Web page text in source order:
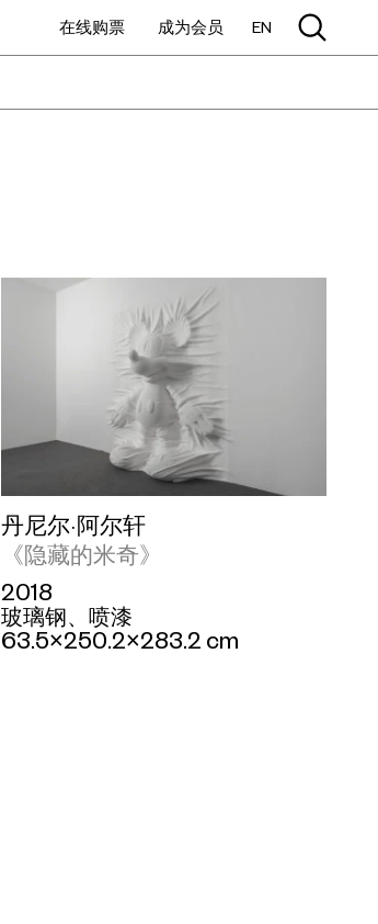
在线购票 成为会员 EN
丹尼尔·阿尔轩
《隐藏的米奇》
2018
玻璃钢、喷漆
63.5×250.2×283.2 cm